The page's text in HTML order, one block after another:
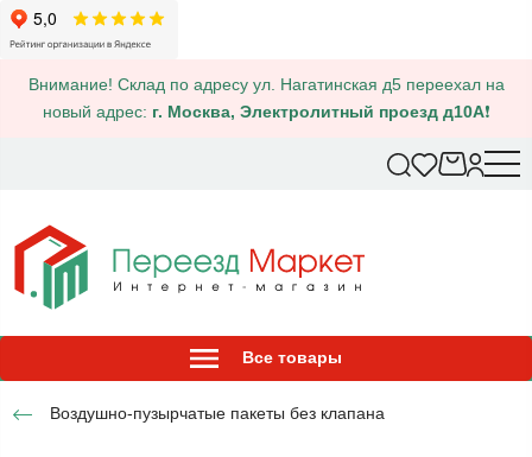
Внимание! Склад по адресу ул. Нагатинская д5 переехал на
новый адрес: г. Москва, Электролитный проезд д10А❗
Все товары
Воздушно-пузырчатые пакеты без клапана